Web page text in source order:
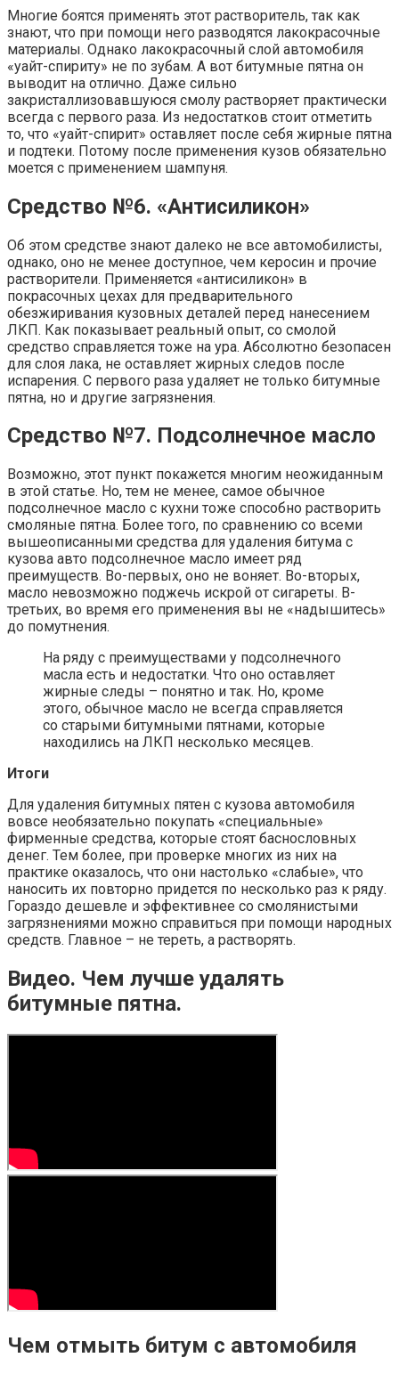
Многие боятся применять этот растворитель, так как
знают, что при помощи него разводятся лакокрасочные
материалы. Однако лакокрасочный слой автомобиля
«уайт-спириту» не по зубам. А вот битумные пятна он
выводит на отлично. Даже сильно
закристаллизовавшуюся смолу растворяет практически
всегда с первого раза. Из недостатков стоит отметить
то, что «уайт-спирит» оставляет после себя жирные пятна
и подтеки. Потому после применения кузов обязательно
моется с применением шампуня.
Средство №6. «Антисиликон»
Об этом средстве знают далеко не все автомобилисты,
однако, оно не менее доступное, чем керосин и прочие
растворители. Применяется «антисиликон» в
покрасочных цехах для предварительного
обезжиривания кузовных деталей перед нанесением
ЛКП. Как показывает реальный опыт, со смолой
средство справляется тоже на ура. Абсолютно безопасен
для слоя лака, не оставляет жирных следов после
испарения. С первого раза удаляет не только битумные
пятна, но и другие загрязнения.
Средство №7. Подсолнечное масло
Возможно, этот пункт покажется многим неожиданным
в этой статье. Но, тем не менее, самое обычное
подсолнечное масло с кухни тоже способно растворить
смоляные пятна. Более того, по сравнению со всеми
вышеописанными средства для удаления битума с
кузова авто подсолнечное масло имеет ряд
преимуществ. Во-первых, оно не воняет. Во-вторых,
масло невозможно поджечь искрой от сигареты. В-
третьих, во время его применения вы не «надышитесь»
до помутнения.
На ряду с преимуществами у подсолнечного
масла есть и недостатки. Что оно оставляет
жирные следы – понятно и так. Но, кроме
этого, обычное масло не всегда справляется
со старыми битумными пятнами, которые
находились на ЛКП несколько месяцев.
Итоги
Для удаления битумных пятен с кузова автомобиля
вовсе необязательно покупать «специальные»
фирменные средства, которые стоят баснословных
денег. Тем более, при проверке многих из них на
практике оказалось, что они настолько «слабые», что
наносить их повторно придется по несколько раз к ряду.
Гораздо дешевле и эффективнее со смолянистыми
загрязнениями можно справиться при помощи народных
средств. Главное – не тереть, а растворять.
Видео. Чем лучше удалять
битумные пятна.
Чем отмыть битум с автомобиля